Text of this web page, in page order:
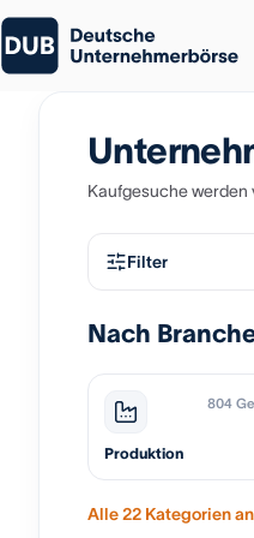
Kaufgesuche werden
Filter
Nach
804
Produktion
Alle 22 Kategorien